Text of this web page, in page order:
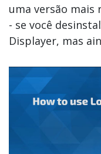
uma versão mais
- se você
Displayer, mas